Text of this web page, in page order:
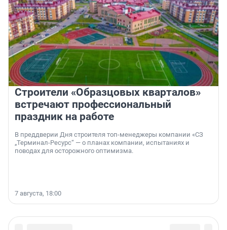
Строители «Образцовых кварталов»
встречают профессиональный
праздник на работе
В преддверии Дня строителя топ-менеджеры компании «СЗ
„Терминал-Ресурс“ — о планах компании, испытаниях и
поводах для осторожного оптимизма.
7 августа, 18:00